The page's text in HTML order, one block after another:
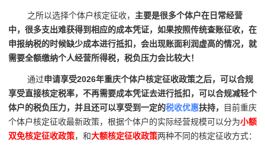
之所以选择个体户核定征收， 主要是很多个体户在日常经营
中，很多支出难获得到相应的成本凭证，如果按照传统查账征收，在
申报纳税的时候缺少成本进行抵扣，会出现账面利润虚高的情况，就
需要全额缴纳个人经营所得税，税负压力会比较大！
通过申请享受2026年重庆个体户核定征收政策之后，可以合规
享受直接核定税率，不再需要成本凭证去进行抵扣，可以合规减轻个
体户的税负压力，并且还可以享受到一定的税收优惠扶持，
目前重庆
个体户核定征收最新政策，根据个体户的实际经营规模可以分为小额
双免核定征收政策，和大额核定征收政策两种不同的核定征收方式：